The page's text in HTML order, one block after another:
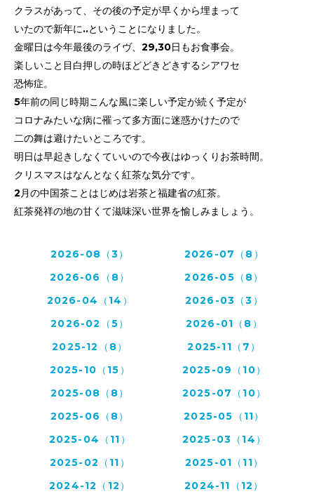
クラスがあって、その後の予定が早くから埋まって
いたので新年に..ということになりました。
金曜日は今年最後のライヴ、29,30日もお食事会。
楽しいこと目白押しの時ほどどきどきするシアワセ
恐怖症。
5年前の同じ時期こんな風に楽しい予定が続く予定が
コロナみたいな病に罹って多方面に迷惑かけたので
二の舞は避けたいところです。
明日は早起きしなくていいので今夜はゆっくりお茶時間。
クリスマスはなんとなく紅茶な気分です。
2月の中国茶ことはじめは岩茶と福建省の紅茶。
紅茶発祥の地の甘くて滋味深い世界を愉しみましょう。
2026-08（3）
2026-07（8）
2026-06（8）
2026-05（8）
2026-04（14）
2026-03（3）
2026-02（5）
2026-01（8）
2025-12（8）
2025-11（7）
2025-10（15）
2025-09（10）
2025-08（8）
2025-07（10）
2025-06（8）
2025-05（11）
2025-04（11）
2025-03（14）
2025-02（11）
2025-01（11）
2024-12（12）
2024-11（12）